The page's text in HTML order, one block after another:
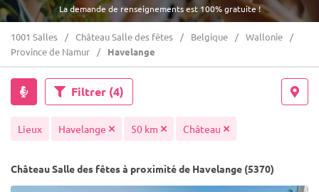
La demande de renseignements est 100% gratuite !
1001 Salles Château Salle des fêtes Belgique
Wallonie
Province de Namur
Havelange
Filtrer (4)
Lieux Havelange 50 km Château
Château Salle des fêtes à proximité de Havelange (5370)